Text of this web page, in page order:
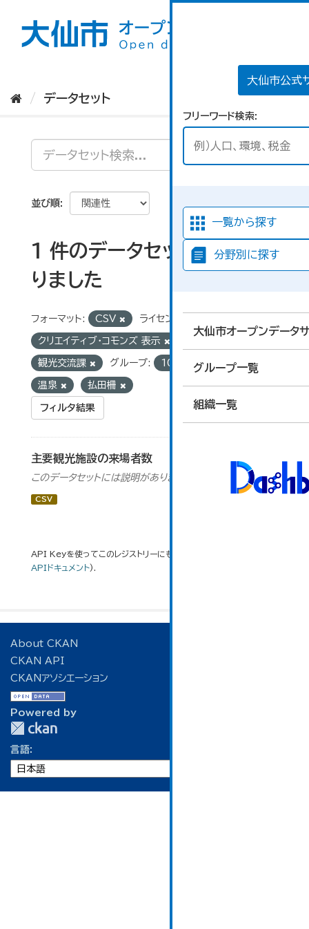
大仙市公式
フリーワード検索
一覧から探す
分野別に探す
大仙市オープンデータ
グループ一覧
組織一覧
データセット
並び順
1 件のデータセットが見つか
りました
フォーマット: CSV ライセンス:
クリエイティブ・コモンズ 表示
観光交流課 グループ: 10_運輸・観光 タグ:
温泉 払田柵
フィルタ結果
主要観光施設の来場者数
このデータセットには説明がありません
CSV
API Keyを使ってこのレジストリーにもアクセス可能です
APIドキュメント).
About CKAN
CKAN API
CKANアソシエーション
Powered by
言語